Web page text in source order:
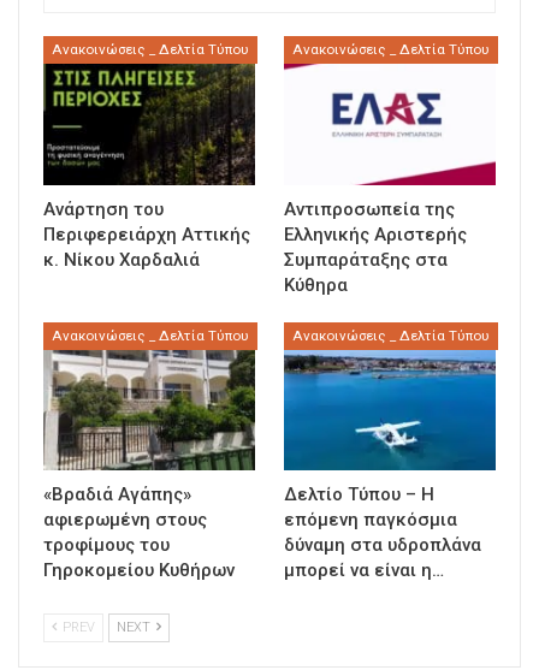
Ανακοινώσεις _ Δελτία Τύπου
Ανάρτηση του
Περιφερειάρχη Αττικής
κ. Νίκου Χαρδαλιά
Ανακοινώσεις _ Δελτία Τύπου
Αντιπροσωπεία της
Ελληνικής Αριστερής
Συμπαράταξης στα
Κύθηρα
Ανακοινώσεις _ Δελτία Τύπου
«Βραδιά Αγάπης»
αφιερωμένη στους
τροφίμους του
Γηροκομείου Κυθήρων
Ανακοινώσεις _ Δελτία Τύπου
Δελτίο Τύπου – Η
επόμενη παγκόσμια
δύναμη στα υδροπλάνα
μπορεί να είναι η…
PREV NEXT